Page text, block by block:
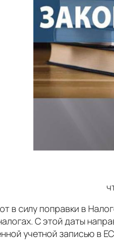
в силу поправки в
С этой даты
учетной записью в